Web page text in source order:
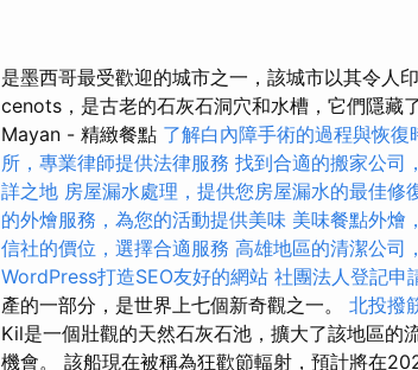
是墨西哥最受歡迎的城市之一，該城市以其令人
cenots，是古老的石灰石洞穴和水槽，它們隱藏
Mayan - 精緻餐點 了解白內障手術的過程與恢復
所，專業律師提供法律服務 找到合適的搬家公司
詳之地 房屋漏水處理，提供您房屋漏水的最佳修
的外燴服務，為您的活動提供美味 美味餐點外燴
信社的價位，選擇合適服務 高雄地區的清潔公司
WordPress打造SEO友好的網站 社團法人登記申
產的一部分，是世界上七個新奇觀之一。 北投撥
Kil是一個壯觀的天然石灰石池，擴大了該地區的
機會。 該船現在被稱為狂歡節輻射，預計將在